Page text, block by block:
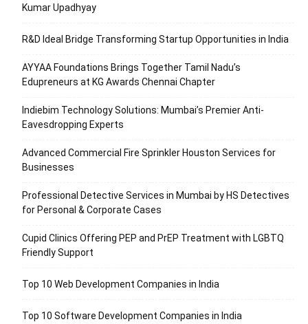
Kumar Upadhyay
R&D Ideal Bridge Transforming Startup Opportunities in India
AYYAA Foundations Brings Together Tamil Nadu’s
Edupreneurs at KG Awards Chennai Chapter
Indiebim Technology Solutions: Mumbai’s Premier Anti-
Eavesdropping Experts
Advanced Commercial Fire Sprinkler Houston Services for
Businesses
Professional Detective Services in Mumbai by HS Detectives
for Personal & Corporate Cases
Cupid Clinics Offering PEP and PrEP Treatment with LGBTQ
Friendly Support
Top 10 Web Development Companies in India
Top 10 Software Development Companies in India